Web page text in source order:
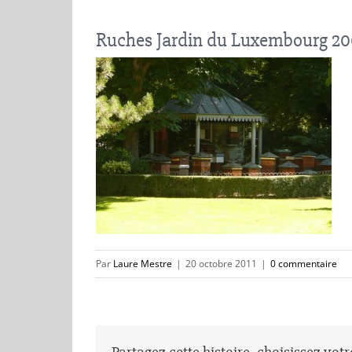
Ruches Jardin du Luxembourg
Par Laure Mestre | 20 octobre 2011 | 0 commentaire